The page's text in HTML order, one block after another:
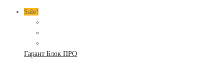
Sale!
Гарант Блок ПРО